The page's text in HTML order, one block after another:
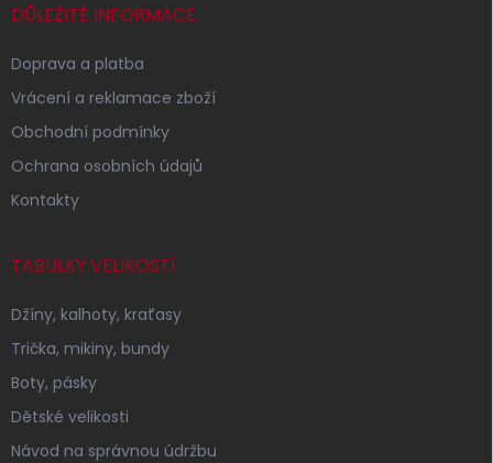
DŮLEŽITÉ INFORMACE
Doprava a platba
Vrácení a reklamace zboží
Obchodní podmínky
Ochrana osobních údajů
Kontakty
TABULKY VELIKOSTÍ
Džíny, kalhoty, kraťasy
Trička, mikiny, bundy
Boty, pásky
Dětské velikosti
Návod na správnou údržbu